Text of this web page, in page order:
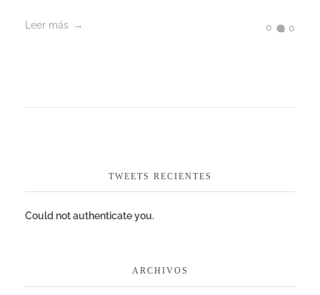
Leer más 0 0
TWEETS RECIENTES
Could not authenticate you.
ARCHIVOS